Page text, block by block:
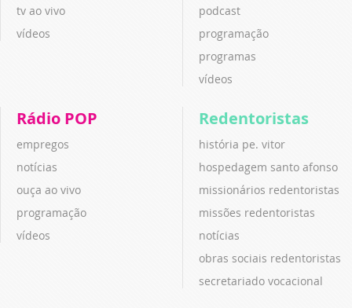
tv ao vivo
vídeos
podcast
programação
programas
vídeos
Rádio POP
empregos
notícias
ouça ao vivo
programação
vídeos
Redentoristas
história pe. vitor
hospedagem santo afonso
missionários redentoristas
missões redentoristas
notícias
obras sociais redentoristas
secretariado vocacional